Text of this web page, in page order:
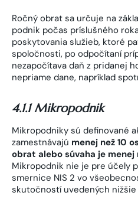
Ročný obrat sa určuje na
podnik počas príslušného
poskytovania služieb, ktoré
spoločnosti, po odpočítaní
nezapočítava daň z pridanej
nepriame dane, napríklad
4.1.1 Mikropodnik
Mikropodniky sú definované
zamestnávajú menej než 10
obrat alebo súvaha je menej
Mikropodnik nie je pre účely
smernice NIS 2 vo
skutočností uvedených